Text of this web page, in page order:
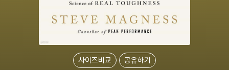
사이즈비교 공유하기